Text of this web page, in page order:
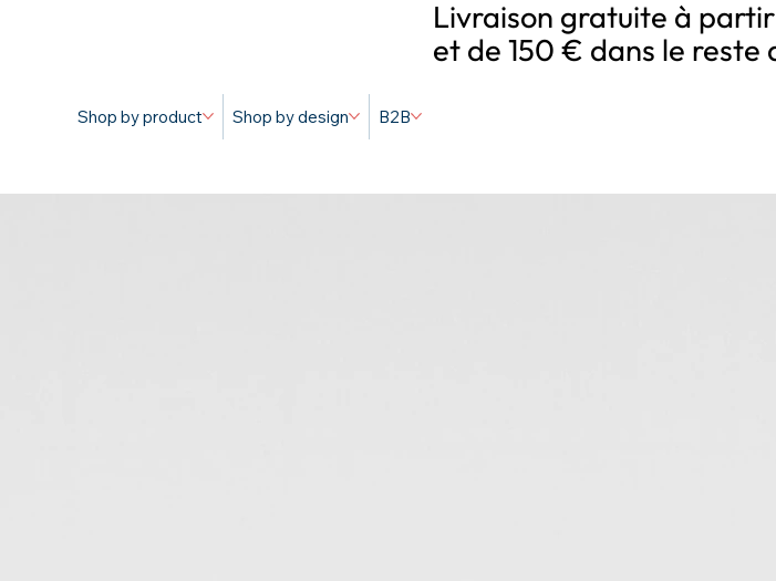
Shop by product Shop by design B2B
Livraison gratuite à
et de 150 € dans le reste